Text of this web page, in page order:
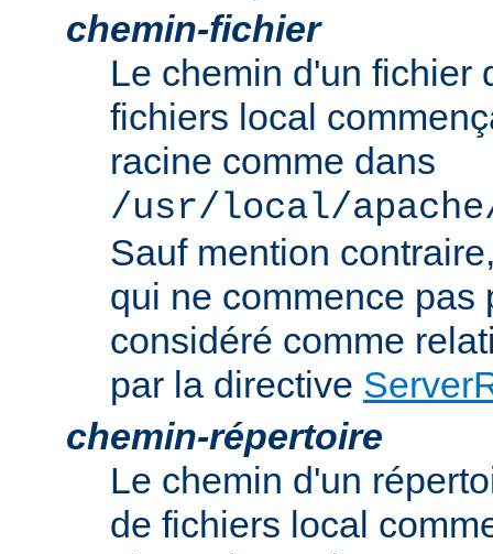
chemin-fichier
Le chemin d'un fichier
fichiers local
racine comme dans
/usr/local/
Sauf mention
qui ne commence pas
considéré comme
par la directive
chemin-répertoire
Le chemin d'un
de fichiers local